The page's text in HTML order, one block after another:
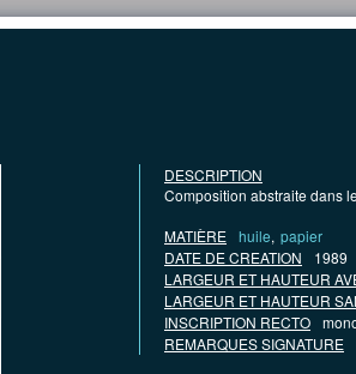
DESCRIPTION
Composition abstraite dans
MATIÈRE huile, papier
DATE DE CREATION
1989
LARGEUR ET HAUTEUR
LARGEUR ET HAUTEUR
INSCRIPTION RECTO
REMARQUES SIGNATURE